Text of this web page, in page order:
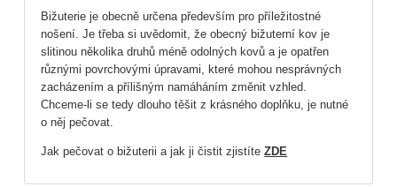
Bižuterie je obecně určena především pro příležitostné
nošení. Je třeba si uvědomit, že obecný bižuterní kov je
slitinou několika druhů méně odolných kovů a je opatřen
různými povrchovými úpravami, které mohou nesprávných
zacházením a přílišným namáháním změnit vzhled.
Chceme-li se tedy dlouho těšit z krásného doplňku, je nutné
o něj pečovat.
Jak pečovat o bižuterii a jak ji čistit zjistíteZDE